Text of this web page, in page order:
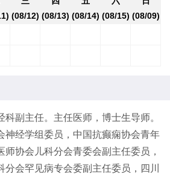
(08/12) (08/13) (08/14) (08/15) (08/09)
副主任。主任医师，博士生导师。
神经学组委员，中国抗癫痫协会青年
协会儿科分会青委会副主任委员，
分会罕见病专会委副主任委员，四川